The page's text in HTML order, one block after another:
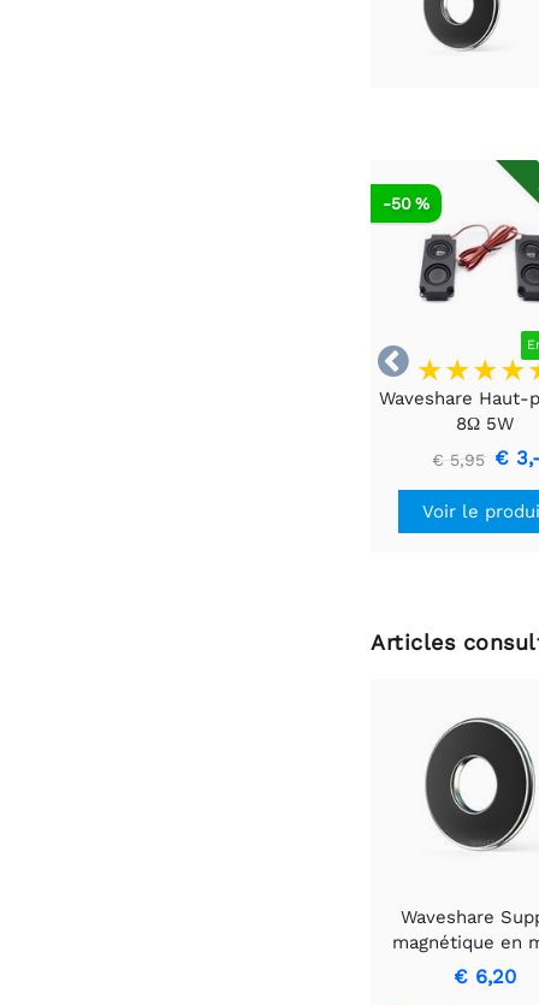

-50 %
Waveshare Haut-
8Ω 5W
€ 5,95 €
Voir le
Articles
Waveshare
magnétique en
pour écran
affichage /
€ 6,20